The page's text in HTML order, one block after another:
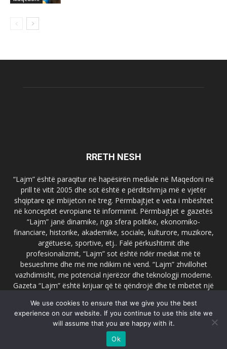
RRETH NESH
“Lajm” është paraqitur në hapësirën mediale në Maqedoni në
prill të vitit 2005 dhe sot është e përditshmja më e vjetër
shqiptare që mbijeton në treg. Përmbajtjet e veta i mbështet
në konceptet evropiane të informimit. Përmbajtjet e gazetës
“Lajm” janë dinamike, nga sfera politike, ekonomiko-
financiare, historike, akademike, sociale, kulturore, muzikore,
argëtuese, sportive, etj.. Falë përkushtimit dhe
profesionalizmit, “Lajm” sot është ndër mediat më të
besueshme dhe më me ndikim në vend. “Lajm” zhvillohet
vazhdimisht, me potencial njerëzor dhe teknologji moderne.
Gazeta “Lajm” është krijuar që të qëndrojë dhe të mbetet një
faqja zyrtare e gazetës “Lajm”, www.lajmpress.org është një
ndër portalet më të njohur në Maqedoni.
lajm.sk@gmail.com
We use cookies to ensure that we give you the best
experience on our website. If you continue to use this site we
will assume that you are happy with it.
Ok